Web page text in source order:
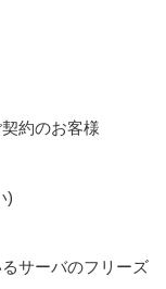
約のお客様
)
サーバのフリーズ